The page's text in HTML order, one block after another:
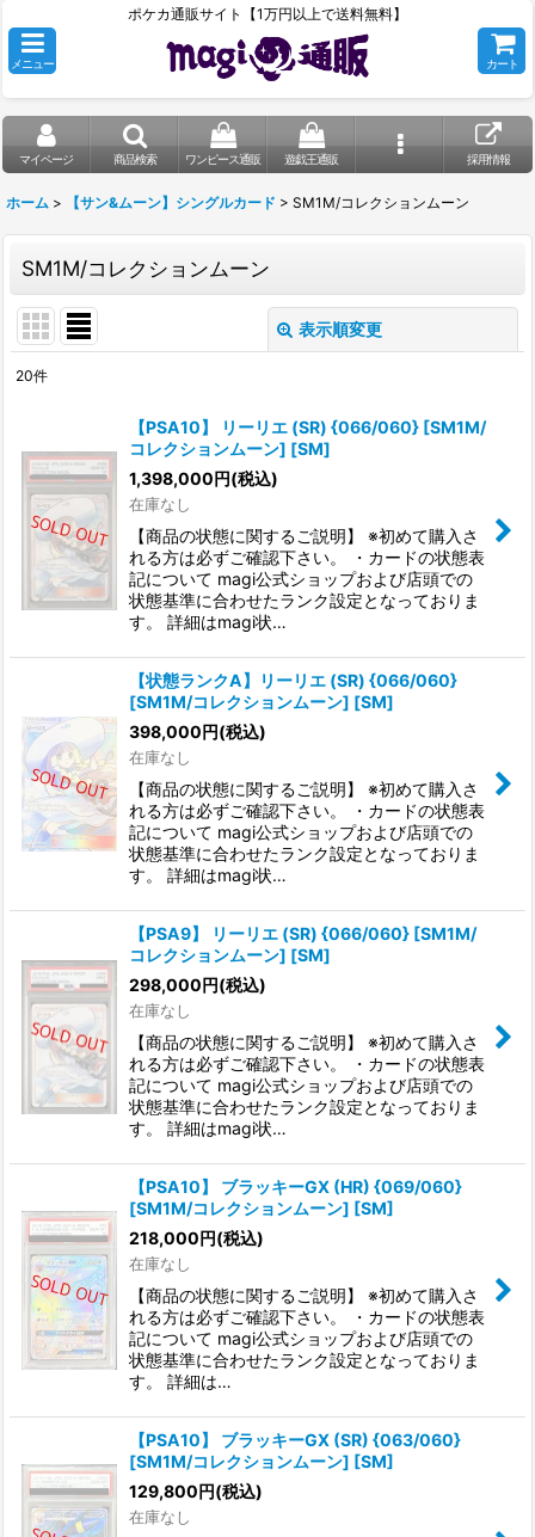
ポケカ通販サイト【1万円以上で送料無料】
メニュー カート
マイページ 商品検索 ワンピース通販 遊戯王通販 採用情報
ホーム > 【サン&ムーン】シングルカード > SM1M/コレクションムーン
SM1M/コレクションムーン
表示順変更
在庫あり
並び順
絞り込む
20件
【PSA10】 リーリエ (SR) {066/060} [SM1M/
コレクションムーン] [SM]
1,398,000円(税込)
在庫なし
【商品の状態に関するご説明】 ※初めて購入さ
れる方は必ずご確認下さい。 ・カードの状態表
記について magi公式ショップおよび店頭での
状態基準に合わせたランク設定となっておりま
す。 詳細はmagi状…
【状態ランクA】リーリエ (SR) {066/060}
[SM1M/コレクションムーン] [SM]
398,000円(税込)
在庫なし
【商品の状態に関するご説明】 ※初めて購入さ
れる方は必ずご確認下さい。 ・カードの状態表
記について magi公式ショップおよび店頭での
状態基準に合わせたランク設定となっておりま
す。 詳細はmagi状…
【PSA9】 リーリエ (SR) {066/060} [SM1M/
コレクションムーン] [SM]
298,000円(税込)
在庫なし
【商品の状態に関するご説明】 ※初めて購入さ
れる方は必ずご確認下さい。 ・カードの状態表
記について magi公式ショップおよび店頭での
状態基準に合わせたランク設定となっておりま
す。 詳細はmagi状…
【PSA10】 ブラッキーGX (HR) {069/060}
[SM1M/コレクションムーン] [SM]
218,000円(税込)
在庫なし
【商品の状態に関するご説明】 ※初めて購入さ
れる方は必ずご確認下さい。 ・カードの状態表
記について magi公式ショップおよび店頭での
状態基準に合わせたランク設定となっておりま
す。 詳細は…
【PSA10】 ブラッキーGX (SR) {063/060}
[SM1M/コレクションムーン] [SM]
129,800円(税込)
在庫なし